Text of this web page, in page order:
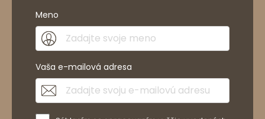
Meno
Vaša e-mailová adresa